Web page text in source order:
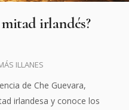
mitad irlandés?
ILLANES
de Che Guevara,
irlandesa y conoce los